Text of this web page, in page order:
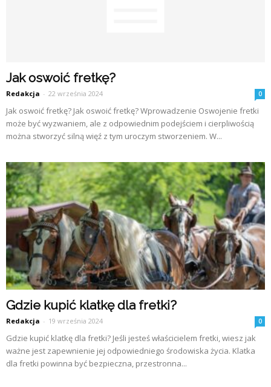
Jak oswoić fretkę?
Redakcja - 22 września 2024 0
Jak oswoić fretkę? Jak oswoić fretkę? Wprowadzenie Oswojenie fretki
może być wyzwaniem, ale z odpowiednim podejściem i cierpliwością
można stworzyć silną więź z tym uroczym stworzeniem. W...
Gdzie kupić klatkę dla fretki?
Redakcja - 19 września 2024 0
Gdzie kupić klatkę dla fretki? Jeśli jesteś właścicielem fretki, wiesz jak
ważne jest zapewnienie jej odpowiedniego środowiska życia. Klatka
dla fretki powinna być bezpieczna, przestronna...